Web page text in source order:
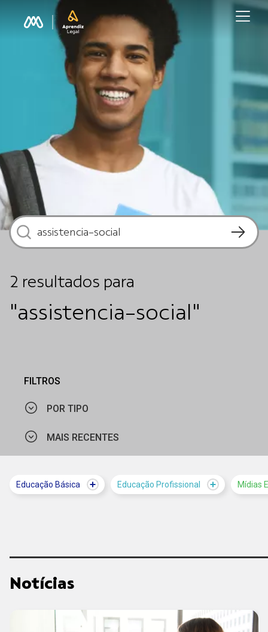
2 resultados para
"assistencia-social"
FILTROS
POR TIPO
MAIS RECENTES
Educação Básica Educação Profissional Mídias
Notícias